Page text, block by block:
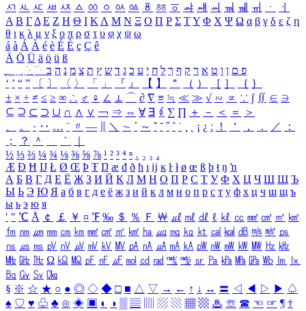
ㅺ ㅻ ㅼ ㅽ ㅾ ㅿ ㆀ ㆁ ㆂ ㆃ ㆄ ㆅ ㆆ ㆇ ㆈ ㆉ ㆊ ㆋ ㆌ ㆍ
ㆎ
Α Β ΓΔ Ε Ζ Η Θ Ι ΚΛ Μ Ν Ξ Ο Π Ρ Σ ΤΥ Φ Χ Ψ Ω α β γ δ ε ζ η
θ ι κ λ μ ν ξ ο π ρ σ τ υ φ χ ψ ω
á à Á À é è É È ç Ç ê
Ä Ö Ü ä ö ü ß
ִֶֹ ֻּ ׁׂ פ ם ן ו ט א ר ק ף ך ל ח י ע כ ג ד ש ץ ת צ מ נ ה ב
‘ ’ “ ” 〔 〕 〈 〉 「 」 『 』 【 】 ＂ （ ） ［ ］ ｛ ｝
± × ÷ ≠ ≤ ≥ ∞ ∴ ♂ ♀ ∠ ⊥ ⌒ ∂ ∇ ≡ ≒ ≪ ≫ √ ∽ ∝ ∵ ∫ ∬ ∈ ∋
⊆ ⊇ ⊂ ⊃ ∪ ∩ ∧ ∨ ￢ ⇒ ⇔ ∀ ∃ ∮ ∑ ∏ ＋ － ＜ ＝
＞
、
。 · ‥ … ¨ 〃 ― ＼ ∼ ´ ～ ˇ ˘ ˝ ˚ ˙ ¸ ¡ ¿ ː ！ ＇ ， ． ／
：
；
？ ＾ ｀
½ ⅓ ⅔ ¼ ¾ ⅛ ⅜ ⅝ ⅞ ¹ ² ³ ⁴ ⁿ ₁ ₂ ₃ ₄
Æ Ð Ħ Ĳ Ł Ø Œ Þ Ŧ Ŋ æ đ ð ħ ı ĳ ĸ ŀ ł ø œ ß þ ŧ ŋ ŉ
А Б В Г Д Е Ё Ж З И Й К Л М Н О П Р С Т У Ф Х Ц Ч Ш Щ Ъ
Ы Ь Э Ю Я а б в г д е ё ж з и й к л м н о п р с т у ф х ц ч ш щ ъ
ы ь э ю я
′ ″ ℃ Å ￠ ￡ ￥ ¤ ℉ ‰ ＄ ％ Ｆ ￦ ㎕ ㎖ ㎗ ℓ ㎘ ㏄ ㎣ ㎤ ㎥ ㎦
㎙ ㎚ ㎛ ㎜ ㎝ ㎞ ㎟ ㎠ ㎡ ㎢ ㏊ ㎍ ㎎ ㎏ ㏏ ㎈ ㎉ ㏈ ㎧ ㎨ ㎰
㎱ ㎲ ㎳ ㎴ ㎵ ㎶ ㎷ ㎸ ㎹ ㎀ ㎁ ㎂ ㎃ ㎄ ㎺ ㎻ ㎽ ㎾ ㎿ ㎐ ㎑
㎒ ㎓ ㎔ Ω ㏀ ㏁ ㎊ ㎋ ㎌ ㏖ ㏅ ㎭ ㎮ ㎯ ㏛ ㎩ ㎪ ㎫ ㎬ ㏝ ㏐
㏓
㏃ ㏉ ㏜ ㏆
§ ※ ☆ ★ ○ ● ◎ ◇ ◆ □ ■ △ ▽ → ← ↑ ↓ ↔ 〓 ◁ ◀ ▷ ▶ ♤
♠ ♡ ♥ ♧ ♣ ⊙ ◈ ▣ ◐ ◑ ▒ ▤ ▨ ▧ ▦ ▩ ♨ ☏ ☎ ☜ ☞ ¶ †